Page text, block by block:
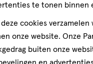
te tonen binnen
cookies
onze website. Onze
buiten onze
en